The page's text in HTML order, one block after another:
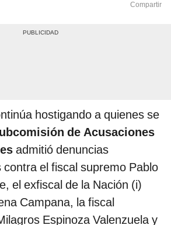
Compartir
hostigando a quienes se
de Acusaciones
admitió denuncias
el fiscal supremo Pablo
el exfiscal de la Nación (i)
Campana, la fiscal
Espinoza Valenzuela y